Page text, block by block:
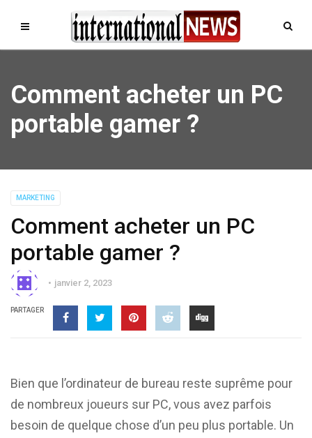
Comment acheter un PC
portable gamer ?
MARKETING
Comment acheter un PC
portable gamer ?
janvier 2, 2023
PARTAGER
Bien que l’ordinateur de bureau reste suprême pour
de nombreux joueurs sur PC, vous avez parfois
besoin de quelque chose d’un peu plus portable. Un